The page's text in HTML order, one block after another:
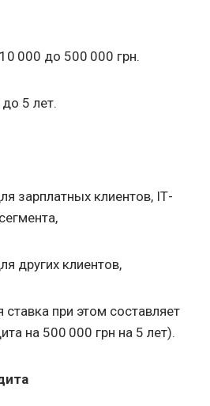
000 до 500 000 грн.
5 лет.
зарплатных клиентов, IТ-
других клиентов,
ставка при этом составляет
на 500 000 грн на 5 лет).